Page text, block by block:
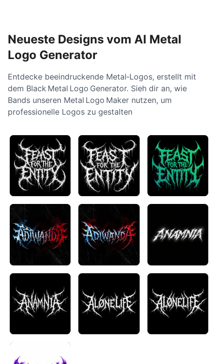
Neueste Designs vom AI Metal
Logo Generator
Entdecke beeindruckende Metal‑Logos, erstellt mit
dem Black Metal Logo Generator. Sieh dir an, wie
Bands unseren Metal Logo Maker nutzen, um
professionelle Logos zu gestalten